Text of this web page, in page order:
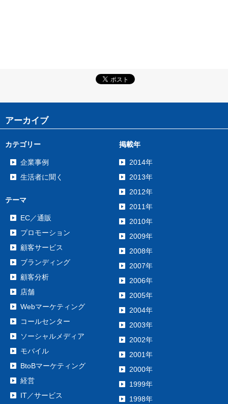
アーカイブ
カテゴリー
企業事例
生活者に聞く
テーマ
EC／通販
プロモーション
顧客サービス
ブランディング
顧客分析
店舗
Webマーケティング
コールセンター
ソーシャルメディア
モバイル
BtoBマーケティング
経営
IT／サービス
掲載年
2014年
2013年
2012年
2011年
2010年
2009年
2008年
2007年
2006年
2005年
2004年
2003年
2002年
2001年
2000年
1999年
1998年